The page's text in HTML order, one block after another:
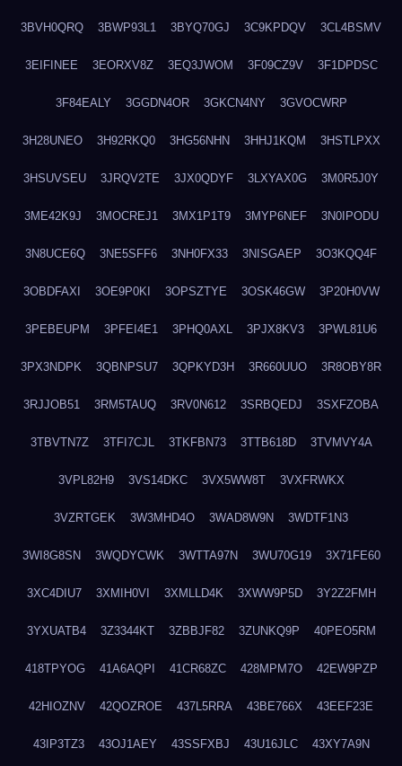
3BVH0QRQ 3BWP93L1 3BYQ70GJ 3C9KPDQV 3CL4BSMV
3EIFINEE 3EORXV8Z 3EQ3JWOM 3F09CZ9V 3F1DPDSC
3F84EALY 3GGDN4OR 3GKCN4NY 3GVOCWRP
3H28UNEO 3H92RKQ0 3HG56NHN 3HHJ1KQM 3HSTLPXX
3HSUVSEU 3JRQV2TE 3JX0QDYF 3LXYAX0G 3M0R5J0Y
3ME42K9J 3MOCREJ1 3MX1P1T9 3MYP6NEF 3N0IPODU
3N8UCE6Q 3NE5SFF6 3NH0FX33 3NISGAEP 3O3KQQ4F
3OBDFAXI 3OE9P0KI 3OPSZTYE 3OSK46GW 3P20H0VW
3PEBEUPM 3PFEI4E1 3PHQ0AXL 3PJX8KV3 3PWL81U6
3PX3NDPK 3QBNPSU7 3QPKYD3H 3R660UUO 3R8OBY8R
3RJJOB51 3RM5TAUQ 3RV0N612 3SRBQEDJ 3SXFZOBA
3TBVTN7Z 3TFI7CJL 3TKFBN73 3TTB618D 3TVMVY4A
3VPL82H9 3VS14DKC 3VX5WW8T 3VXFRWKX
3VZRTGEK 3W3MHD4O 3WAD8W9N 3WDTF1N3
3WI8G8SN 3WQDYCWK 3WTTA97N 3WU70G19 3X71FE60
3XC4DIU7 3XMIH0VI 3XMLLD4K 3XWW9P5D 3Y2Z2FMH
3YXUATB4 3Z3344KT 3ZBBJF82 3ZUNKQ9P 40PEO5RM
418TPYOG 41A6AQPI 41CR68ZC 428MPM7O 42EW9PZP
42HIOZNV 42QOZROE 437L5RRA 43BE766X 43EEF23E
43IP3TZ3 43OJ1AEY 43SSFXBJ 43U16JLC 43XY7A9N